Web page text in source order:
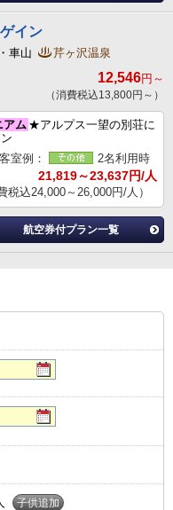
イン
車山 芹ヶ沢温泉
12,546円～
（消費税込13,800円～）
アム ★アルプス一望の別荘に
客室例：
2名利用時
21,819～23,637円/人
税込24,000～26,000円/人）
航空券付プラン一覧
子供追加